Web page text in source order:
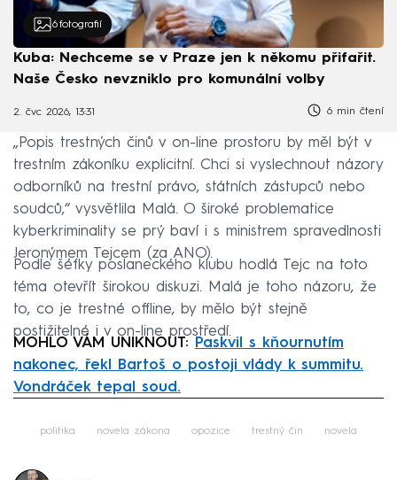
6 fotografií
Kuba: Nechceme se v Praze jen k někomu přifařit.
Naše Česko nevzniklo pro komunální volby
2. čvc 2026, 13:31 6 min čtení
„Popis trestných činů v on-line prostoru by měl být v
trestním zákoníku explicitní. Chci si vyslechnout názory
odborníků na trestní právo, státních zástupců nebo
soudců,“ vysvětlila Malá. O široké problematice
kyberkriminality se prý baví i s ministrem spravedlnosti
Jeronýmem Tejcem (za ANO).
Podle šéfky poslaneckého klubu hodlá Tejc na toto
téma otevřít širokou diskuzi. Malá je toho názoru, že
to, co je trestné offline, by mělo být stejně
postižitelné i v on-line prostředí.
MOHLO VÁM UNIKNOUT:
Paskvil s kňournutím
nakonec, řekl Bartoš o postoji vlády k summitu.
Vondráček tepal soud.
politika novela zákona opozice trestný čin novela